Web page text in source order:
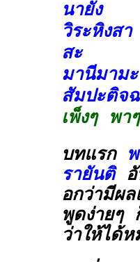
นายัง
วิระหิงส
สะ
มานีมาม
สัมปะติจ
เพ็งๆ พา
บทแรก
รายันติอั
อกว่ามีผ
พูดง่ายๆ
ว่าให้ได้